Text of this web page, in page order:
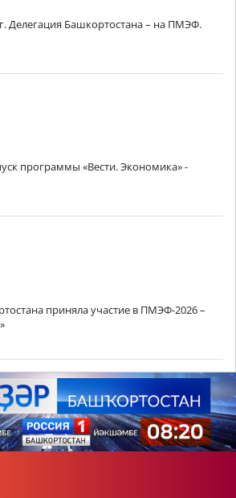
Делегация Башкортостана – на ПМЭФ.
программы «Вести. Экономика» -
приняла участие в ПМЭФ-2026 –